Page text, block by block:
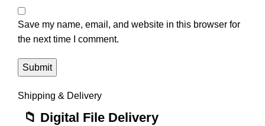
Save my name, email, and website in this browser for
the next time I comment.
Shipping & Delivery
📁 Digital File Delivery